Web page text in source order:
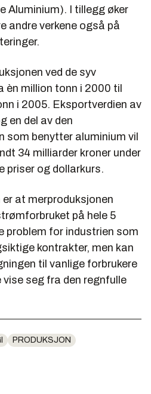
Aluminium). I tillegg øker
andre verkene også på
ved de syv
èn million tonn i 2000 til
i 2005. Eksportverdien av
en del av den
som benytter aluminium vil
34 milliarder kroner under
priser og dollarkurs.
at merproduksjonen
på hele 5
problem for industrien som
kontrakter, men kan
til vanlige forbrukere
vise seg fra den regnfulle
PRODUKSJON